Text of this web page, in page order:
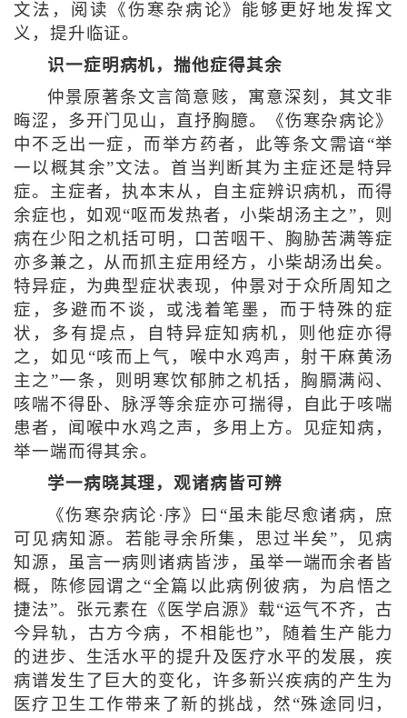
文法，阅读《伤寒杂病论》能够更好地发挥文
义，提升临证。
识一症明病机，揣他症得其余
仲景原著条文言简意赅，寓意深刻，其文非
晦涩，多开门见山，直抒胸臆。《伤寒杂病论》
中不乏出一症，而举方药者，此等条文需谙“举
一以概其余”文法。首当判断其为主症还是特异
症。主症者，执本末从，自主症辨识病机，而得
余症也，如观“呕而发热者，小柴胡汤主之”，则
病在少阳之机括可明，口苦咽干、胸胁苦满等症
亦多兼之，从而抓主症用经方，小柴胡汤出矣。
特异症，为典型症状表现，仲景对于众所周知之
症，多避而不谈，或浅着笔墨，而于特殊的症
状，多有提点，自特异症知病机，则他症亦得
之，如见“咳而上气，喉中水鸡声，射干麻黄汤
主之”一条，则明寒饮郁肺之机括，胸膈满闷、
咳喘不得卧、脉浮等余症亦可揣得，自此于咳喘
患者，闻喉中水鸡之声，多用上方。见症知病，
举一端而得其余。
学一病晓其理，观诸病皆可辨
《伤寒杂病论·序》曰“虽未能尽愈诸病，庶
可见病知源。若能寻余所集，思过半矣”，见病
知源，虽言一病则诸病皆涉，虽举一端而余者皆
概，陈修园谓之“全篇以此病例彼病，为启悟之
捷法”。张元素在《医学启源》载“运气不齐，古
今异轨，古方今病，不相能也”，随着生产能力
的进步、生活水平的提升及医疗水平的发展，疾
病谱发生了巨大的变化，许多新兴疾病的产生为
医疗卫生工作带来了新的挑战，然“殊途同归，